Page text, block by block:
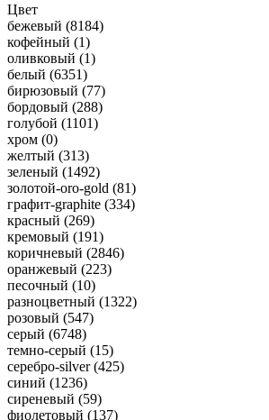
Цвет
бежевый (8184)
кофейный (1)
оливковый (1)
белый (6351)
бирюзовый (77)
бордовый (288)
голубой (1101)
хром (0)
желтый (313)
зеленый (1492)
золотой-oro-gold (81)
графит-graphite (334)
красный (269)
кремовый (191)
коричневый (2846)
оранжевый (223)
песочный (10)
разноцветный (1322)
розовый (547)
серый (6748)
темно-серый (15)
серебро-silver (425)
синий (1236)
сиреневый (59)
фиолетовый (137)